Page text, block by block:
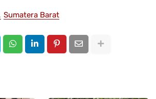
Sumatera Barat